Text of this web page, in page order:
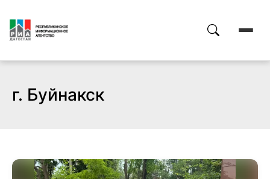
г. Буйнакск